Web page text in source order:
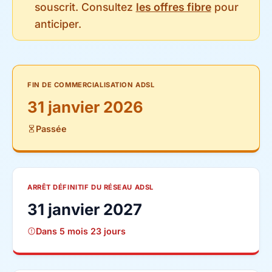
souscrit. Consultez les offres fibrepour
anticiper.
FIN DE COMMERCIALISATION ADSL
31 janvier 2026
Passée
ARRÊT DÉFINITIF DU RÉSEAU ADSL
31 janvier 2027
Dans 5 mois 23 jours